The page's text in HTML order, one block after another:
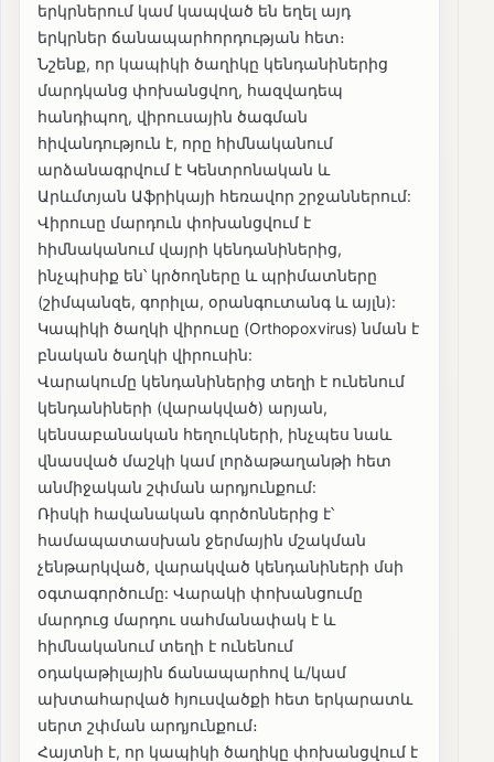
երկրներում կամ կապված են եղել այդ
երկրներ ճանապարհորդության հետ։
Նշենք, որ կապիկի ծաղիկը կենդանիներից
մարդկանց փոխանցվող, հազվադեպ
հանդիպող, վիրուսային ծագման
հիվանդություն է, որը հիմնականում
արձանագրվում է Կենտրոնական և
Արևմտյան Աֆրիկայի հեռավոր շրջաններում:
Վիրուսը մարդուն փոխանցվում է
հիմնականում վայրի կենդանիներից,
ինչպիսիք են՝ կրծողները և պրիմատները
(շիմպանզե, գորիլա, օրանգուտանգ և այլն):
Կապիկի ծաղկի վիրուսը (Orthopoxvirus) նման է
բնական ծաղկի վիրուսին:
Վարակումը կենդանիներից տեղի է ունենում
կենդանիների (վարակված) արյան,
կենսաբանական հեղուկների, ինչպես նաև
վնասված մաշկի կամ լորձաթաղանթի հետ
անմիջական շփման արդյունքում:
Ռիսկի հավանական գործոններից է՝
համապատասխան ջերմային մշակման
չենթարկված, վարակված կենդանիների մսի
օգտագործումը: Վարակի փոխանցումը
մարդուց մարդու սահմանափակ է և
հիմնականում տեղի է ունենում
օդակաթիլային ճանապարհով և/կամ
ախտահարված հյուսվածքի հետ երկարատև
սերտ շփման արդյունքում։
Հայտնի է, որ կապիկի ծաղիկը փոխանցվում է